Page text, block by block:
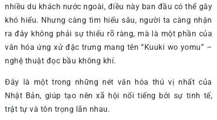
nhiều du khách nước ngoài, điều này ban đầu có thể gây
khó hiểu. Nhưng càng tìm hiểu sâu, người ta càng nhận
ra đây không phải sự thiếu rõ ràng, mà là một phần của
văn hóa ứng xử đặc trưng mang tên “Kuuki wo yomu” –
nghệ thuật đọc bầu không khí.
Đây là một trong những nét văn hóa thú vị nhất của
Nhật Bản, giúp tạo nên xã hội nổi tiếng bởi sự tinh tế,
trật tự và tôn trọng lẫn nhau.